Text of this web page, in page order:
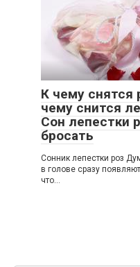
К чему снятся
чему снится
Сон лепестки
бросать
Сонник лепестки роз
в голове сразу
что...